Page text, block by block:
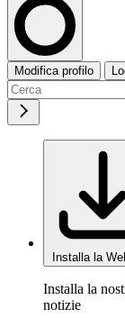
Modifica profilo
Installa la
Installa la
notizie